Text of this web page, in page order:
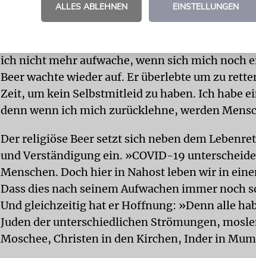
VERANTWORTUNGDoch selbst als er aus dem
ich nicht mehr aufwache, wenn sich mich noch
Beer wachte wieder auf. Er überlebte um zu
Zeit, um kein Selbstmitleid zu haben. Ich habe
denn wenn ich mich zurücklehne, werden
Der religiöse Beer setzt sich neben dem
und Verständigung ein. »COVID-19
Menschen. Doch hier in Nahost leben wir in
Dass dies nach seinem Aufwachen immer noch
Und gleichzeitig hat er Hoffnung: »Denn alle
Juden der unterschiedlichen Strömungen,
Moschee, Christen in den Kirchen, Inder in
ALLES ABLEHNEN EINSTELLUNGEN